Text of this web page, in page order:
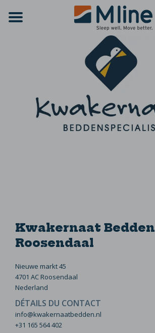
Kwakernaat Bedden
Roosendaal
Nieuwe markt 45
4701 AC Roosendaal
Nederland
DÉTAILS DU CONTACT
info@kwakernaatbedden.nl
+31 165 564 402